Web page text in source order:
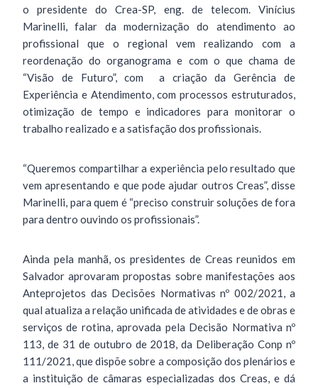
o presidente do Crea-SP, eng. de telecom. Vinícius
Marinelli, falar da modernização do atendimento ao
profissional que o regional vem realizando com a
reordenação do organograma e com o que chama de
“Visão de Futuro”, com a criação da Gerência de
Experiência e Atendimento, com processos estruturados,
otimização de tempo e indicadores para monitorar o
trabalho realizado e a satisfação dos profissionais.
“Queremos compartilhar a experiência pelo resultado que
vem apresentando e que pode ajudar outros Creas”, disse
Marinelli, para quem é “preciso construir soluções de fora
para dentro ouvindo os profissionais”.
Ainda pela manhã, os presidentes de Creas reunidos em
Salvador aprovaram propostas sobre manifestações aos
Anteprojetos das Decisões Normativas nº 002/2021, a
qual atualiza a relação unificada de atividades e de obras e
serviços de rotina, aprovada pela Decisão Normativa nº
113, de 31 de outubro de 2018, da Deliberação Conp nº
111/2021, que dispõe sobre a composição dos plenários e
a instituição de câmaras especializadas dos Creas, e dá